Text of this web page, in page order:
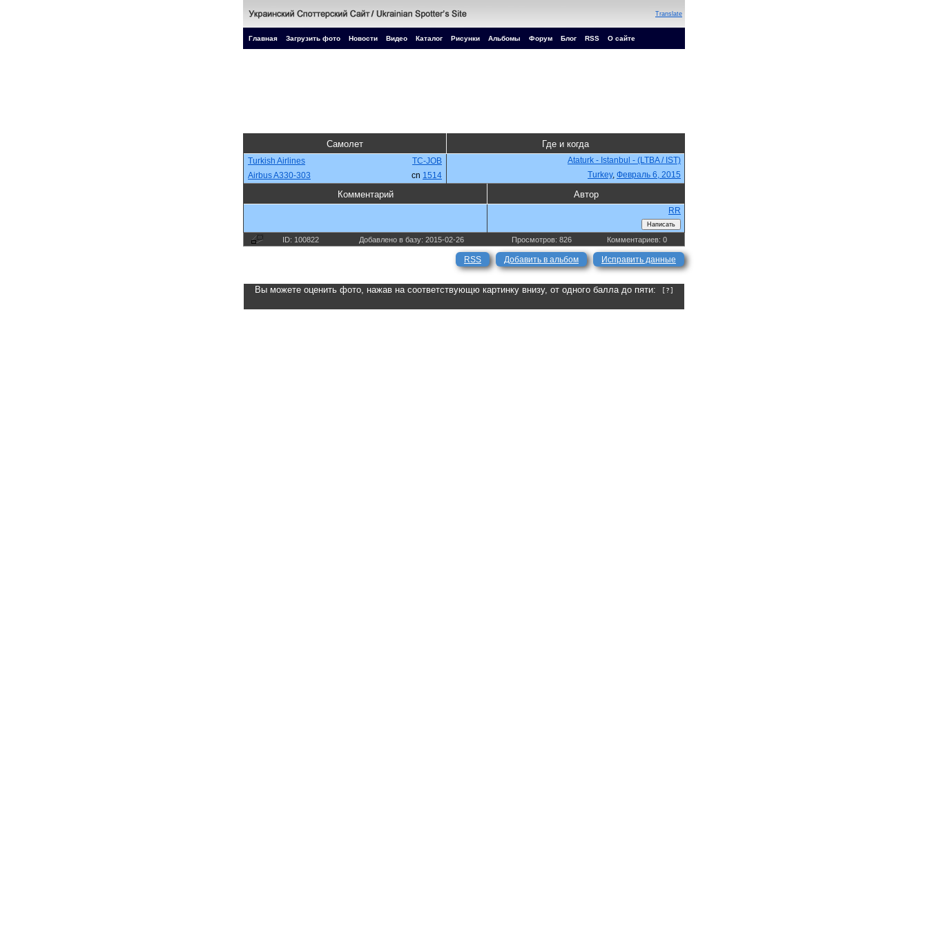
Translate
Главная Загрузить фото Новости Видео Каталог Рисунки Альбомы Форум Блог RSS О сайте
Самолет Где и когда
Turkish Airlines TC-JOB
Ataturk - Istanbul - (LTBA / IST)
Airbus A330-303
cn 1514 Turkey, Февраль 6, 2015
Комментарий Автор
RR
ID: 100822 Добавлено в базу: 2015-02-26 Просмотров: 826 Комментариев: 0
RSS Добавить в альбом Исправить данные
Вы можете оценить фото, нажав на соответствующю картинку внизу, от одного балла до пяти: [?]